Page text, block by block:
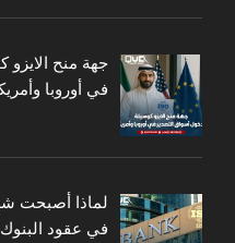
جهة منح الايزو
في أوروبا
في عقود